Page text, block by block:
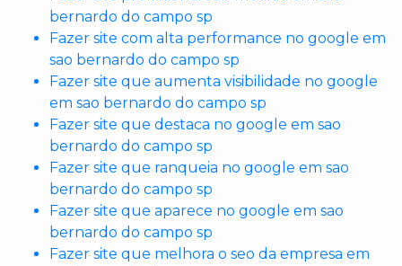
bernardo do campo sp
Fazer site com alta performance no google em
sao bernardo do campo sp
Fazer site que aumenta visibilidade no google
em sao bernardo do campo sp
Fazer site que destaca no google em sao
bernardo do campo sp
Fazer site que ranqueia no google em sao
bernardo do campo sp
Fazer site que aparece no google em sao
bernardo do campo sp
Fazer site que melhora o seo da empresa em